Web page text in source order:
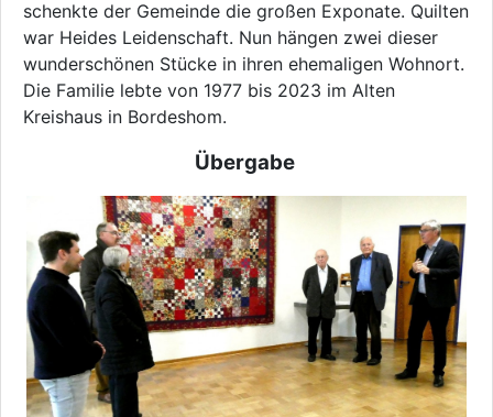
schenkte der Gemeinde die großen Exponate. Quilten
war Heides Leidenschaft. Nun hängen zwei dieser
wunderschönen Stücke in ihren ehemaligen Wohnort.
Die Familie lebte von 1977 bis 2023 im Alten
Kreishaus in Bordeshom.
Übergabe